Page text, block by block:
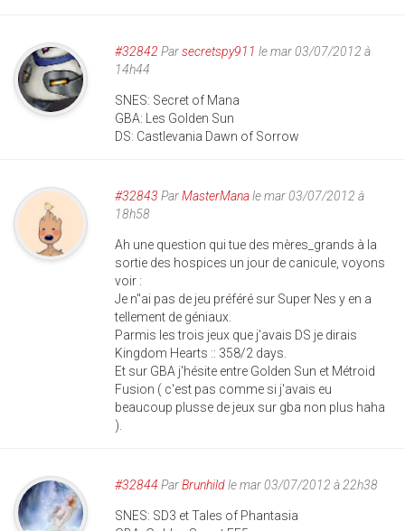
#32842 Parsecretspy911 le mar 03/07/2012 à
14h44
SNES: Secret of Mana
GBA: Les Golden Sun
DS: Castlevania Dawn of Sorrow
#32843 ParMasterManale mar 03/07/2012 à
18h58
Ah une question qui tue des mères_grands à la
sortie des hospices un jour de canicule, voyons
voir :
Je n''ai pas de jeu préféré sur Super Nes y en a
tellement de géniaux.
Parmis les trois jeux que j'avais DS je dirais
Kingdom Hearts :: 358/2 days.
Et sur GBA j'hésite entre Golden Sun et Métroid
Fusion ( c'est pas comme si j'avais eu
beaucoup plusse de jeux sur gba non plus haha
).
#32844 ParBrunhildle mar 03/07/2012 à 22h38
SNES: SD3 et Tales of Phantasia